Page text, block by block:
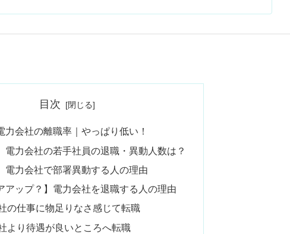
目次
力会社の離職率｜やっぱり低い！
電力会社の若手社員の退職・異動人数は？
電力会社で部署異動する人の理由
アップ？】電力会社を退職する人の理由
の仕事に物足りなさ感じて転職
より待遇が良いところへ転職